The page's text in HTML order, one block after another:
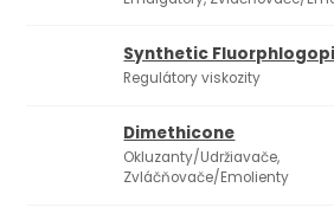
Synthetic
Regulátory viskozity
Dimethicone
Okluzanty/Udržiavače,
Zvláčňovače/Emolienty